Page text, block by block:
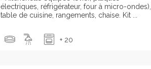
électriques, réfrigérateur, four à micro-ondes),
table de cuisine, rangements, chaise. Kit ...
+ 20